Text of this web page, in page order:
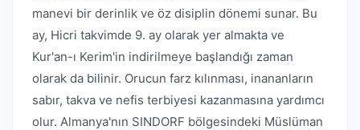
manevi bir derinlik ve öz disiplin dönemi sunar. Bu
ay, Hicri takvimde 9. ay olarak yer almakta ve
Kur'an-ı Kerim'in indirilmeye başlandığı zaman
olarak da bilinir. Orucun farz kılınması, inananların
sabır, takva ve nefis terbiyesi kazanmasına yardımcı
olur. Almanya'nın SINDORF bölgesindeki Müslüman